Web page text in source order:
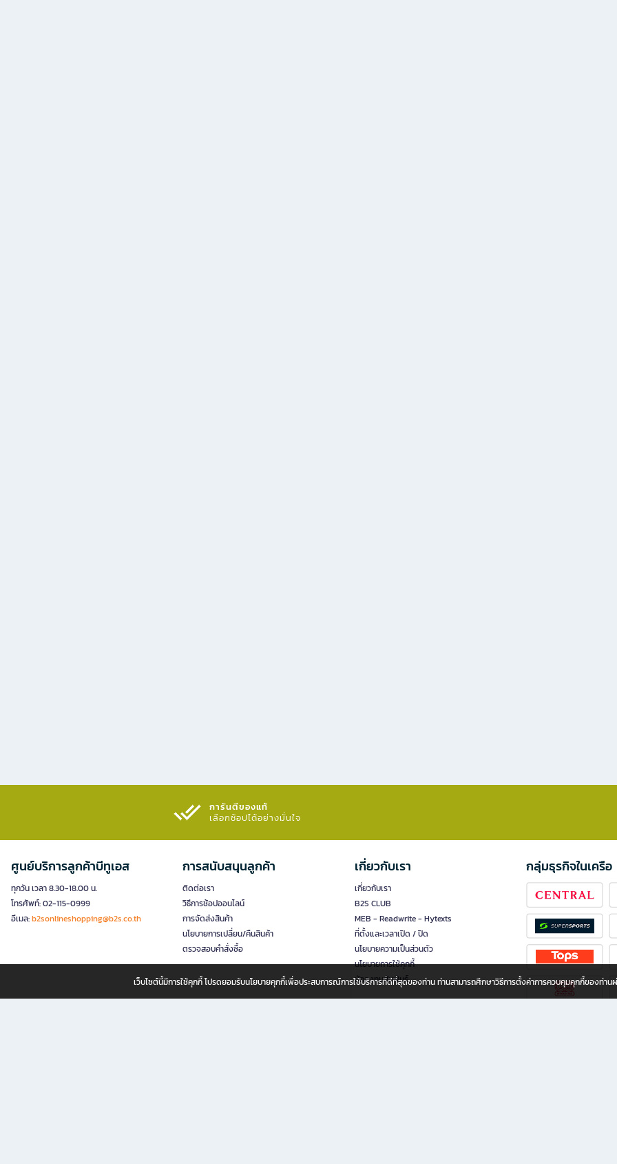
การันตีของแท้
เลือกช้อปได้อย่างมั่นใจ​
ศูนย์บริการลูกค้าบีทูเอส
ทุกวัน เวลา 8.30-18.00 น.
โทรศัพท์: 02-115-0999
อีเมล:b2sonlineshopping@b2s.co.th
การสนับสนุนลูกค้า
ติดต่อเรา
วิธีการช้อปออนไลน์
การจัดส่งสินค้า
นโยบายการเปลี่ยน/คืนสินค้า
ตรวจสอบคำสั่งซื้อ
เกี่ยวกับเรา
เกี่ยวกับเรา
B2S CLUB
MEB - Readwrite - Hytexts
ที่ตั้งและเวลาเปิด / ปิด
นโยบายความเป็นส่วนตัว
นโยบายการใช้คุกกี้
นักลงทุนสัมพันธ์
กลุ่มธุรกิจในเครือ
เว็บไซต์นี้มีการใช้คุกกี้ โปรดยอมรับนโยบายคุกกี้เพื่อประสบการณ์การใช้บริการที่ดีที่สุดของท่าน ท่านสามารถศึกษาวิธีการตั้งค่าการควบคุมคุกกี้ของท่าน